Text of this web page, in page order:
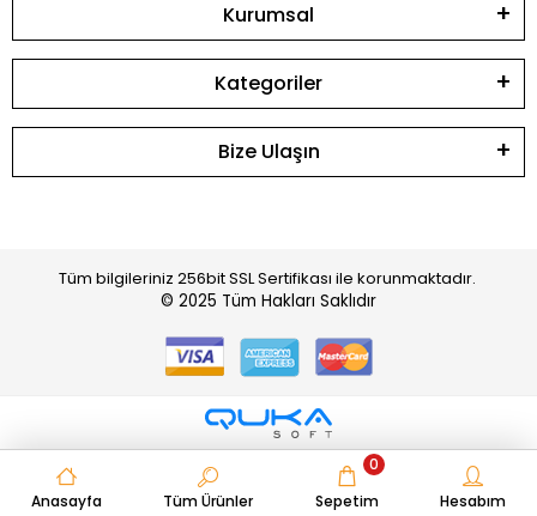
Kurumsal
Kategoriler
Bize Ulaşın
Tüm bilgileriniz 256bit SSL Sertifikası ile korunmaktadır.
© 2025 Tüm Hakları Saklıdır
Anasayfa Tüm Ürünler Sepetim
0
Hesabım